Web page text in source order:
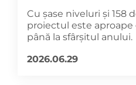
Cu șase niveluri și 158
proiectul este aproape
până la sfârșitul anului.
2026.06.29